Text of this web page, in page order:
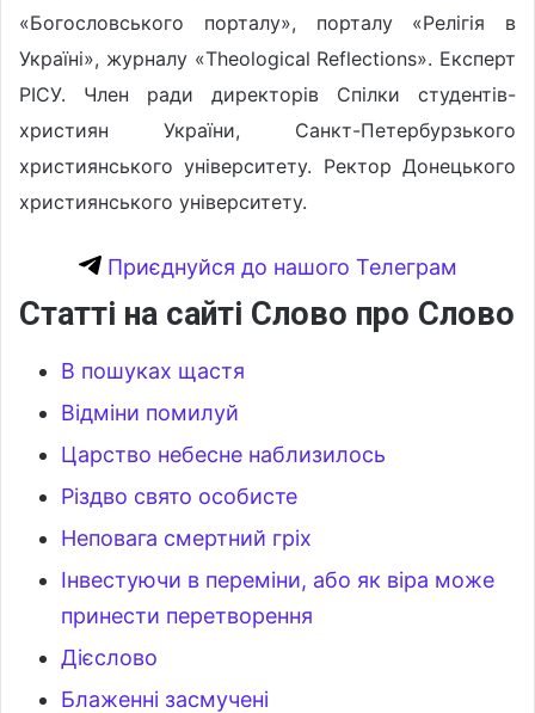
«Богословського порталу», порталу «Релігія в
Україні», журналу «Theological Reflections». Експерт
РІСУ. Член ради директорів Спілки студентів-
християн України, Санкт-Петербурзького
християнського університету. Ректор Донецького
християнського університету.
Приєднуйся до нашого Телеграм
Статті на сайті Слово про Слово
В пошуках щастя
Відміни помилуй
Царство небесне наблизилось
Різдво свято особисте
Неповага смертний гріх
Інвестуючи в переміни, або як віра може
принести перетворення
Дієслово
Блаженні засмучені